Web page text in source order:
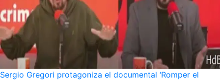
Sergio Gregori protagoniza el documental ‘Romper el